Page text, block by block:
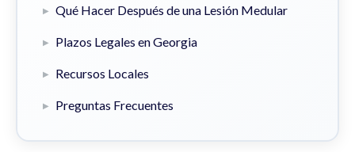
Qué Hacer Después de una Lesión Medular
Plazos Legales en Georgia
Recursos Locales
Preguntas Frecuentes